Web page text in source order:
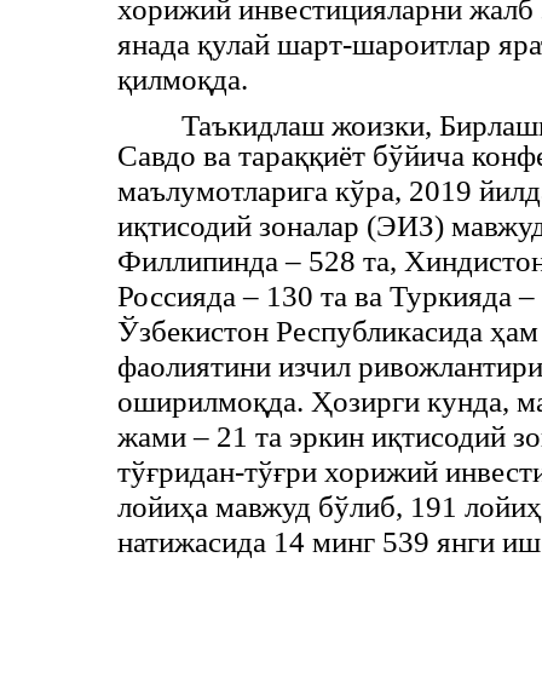
хорижий инвестицияларни
янада қулай шарт-шароитлар
қилмоқда.
Таъкидлаш жоизки,
Савдо ва тараққиёт бўйича
маълумотларига кўра, 2019
иқтисодий зоналар (ЭИЗ)
Филлипинда – 528 та,
Россияда – 130 та ва Туркияда
Ўзбекистон Республикасида
фаолиятини изчил
оширилмоқда. Ҳозирги кунда,
жами – 21 та эркин иқтисодий
тўғридан-тўғри хорижий
лойиҳа мавжуд бўлиб, 191
натижасида 14 минг 539 янги